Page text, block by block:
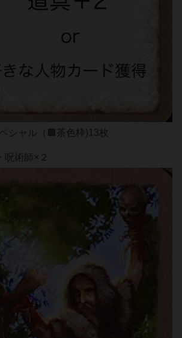
シャル（🟫茶色枠)13枚
呪術師×２